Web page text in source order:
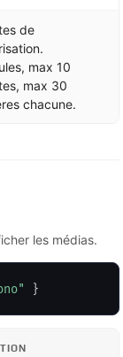
de
max 10
max 30
chacune.
les médias.
}